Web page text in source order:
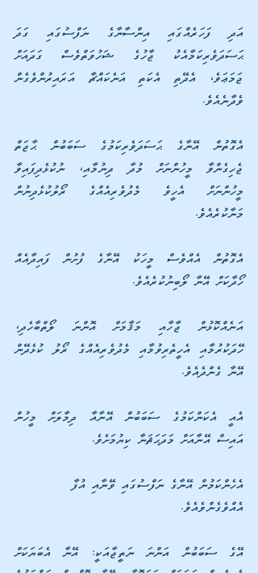
އަދި ފަހަރެއްގައި އިންސާނާގެ ނަފްސުގައި ގަދަ
ޙަސަދަވެރިކަމާއެކު ޖާހުގެ ޝަހުވަތްވެސް ގަދައަށް
ޖަމަޢަވެ، އެދޭތި އެކަތި އަނެކައްޗާ އަރައިރުންވެގެން
ވެދާނެއެވެ.
އެގޮތުން އޭނާގެ ޙަސަދަވެރިކަމުގެ ސަބަބުން ޙާޖަތް
ޖެހިގެންވާ މީހުންނަށް މުދާ ދިނުމާއި، ނުކުޅެދިފައިވާ
މީހުންނަށް އެހީވެ މެދުވެރިއެއްގެ ރޯލުކުޅެދިނުން
މަނާކުރެއެވެ.
ހޯދާކަށް އޭނާ ލޯބިނުކުރެއެވެ.
ހޭދަކުރުމާއި އެހީތެރިވުމާއި މެދުވެރިއެއްގެ ރޯލު ކުޅެދޭން
އޭނާ ގެންދެއެވެ.
އެއީ އެކަންކަމުގެ ސަބަބުން އޭނާއާ ދިމާލަށް މީހުން
އައިސް އޭނާއަށް މަދަޙަޘަނާ ކިޔުމަށެވެ.
އެހެންކަމުން އޭނާގެ ނަފްސުގައި ވޭނާއި އުފާ
އެއްވެގެންވެއެވެ.
އޭގެ ސަބަބުން އަންނަ ނަތީޖާއަކީ: އޭނާ އެބަޔަކަށް